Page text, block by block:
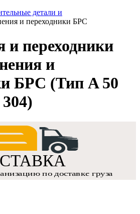
детали и
и переходники БРС
и переходники
и
БРС (Тип A 50